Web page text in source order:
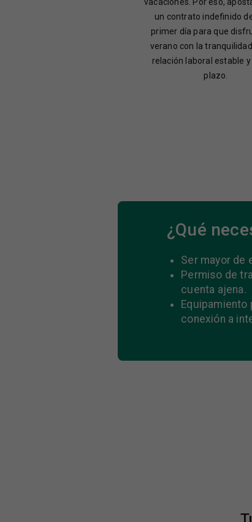
un contrato indefinido
primer día para que
verano con la
relación laboral estable y
plazo.
¿Qué
Ser mayor de
Permiso de
cuenta ajena.
Equipamiento
conexión a